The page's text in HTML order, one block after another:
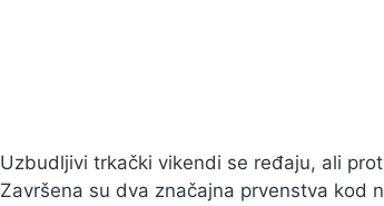
Uzbudljivi trkački vikendi se ređaju, ali
Završena su dva značajna prvenstva kod